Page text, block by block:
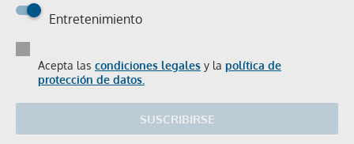
Entretenimiento
Acepta las condiciones legales y la política de
protección de datos.
SUSCRIBIRSE